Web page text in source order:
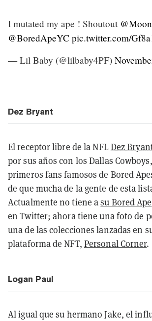
I mutated my ape ! Shoutout
@BoredApeYC pic.twitter.com/
— Lil Baby (@lilbaby4PF)
Dez Bryant
El receptor libre de la NFLDez
por sus años con los Dallas
primeros fans famosos de Bored
de que mucha de la gente de esta
Actualmente no tiene asu Bored Ape
en Twitter; ahora tiene una foto de
una de las colecciones lanzadas en
plataforma de NFT, Personal Corner.
Logan Paul
Al igual que su hermano Jake, el